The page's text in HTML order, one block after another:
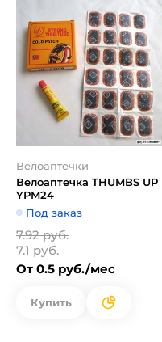
Велоаптечки
Велоаптечка THUMBS UP
YPM24
Под заказ
7.92 руб.
7.1 руб.
От 0.5 руб./мес
Купить